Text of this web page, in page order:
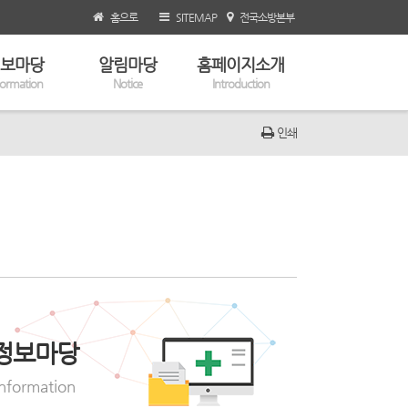
홈으로 SITEMAP 전국소방본부
마당 알림마당
Notice
홈페이지소개
Introduction
인쇄
보마당